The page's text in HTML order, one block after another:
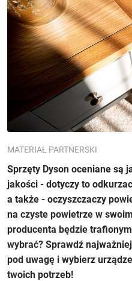
MATERIAŁ PARTNERSKI
Sprzęty Dyson oceniane są
jakości - dotyczy to
a także - oczyszczaczy
na czyste powietrze w
producenta będzie
wybrać? Sprawdź
pod uwagę i wybierz
twoich potrzeb!